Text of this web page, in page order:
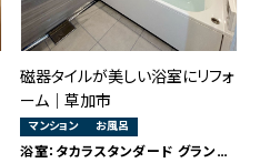
磁器タイルが美しい浴室にリフォ
ーム｜草加市
マンション お風呂
浴室：タカラスタンダード グランスパ